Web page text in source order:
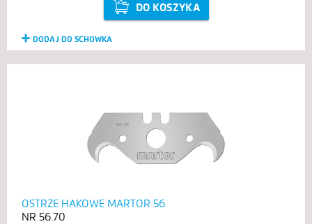
DO KOSZYKA
DODAJ DO SCHOWKA
OSTRZE HAKOWE MARTOR 56
56.70